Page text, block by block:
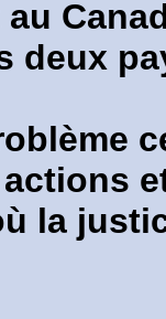
deux
la